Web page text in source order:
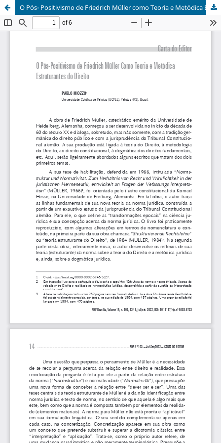
O Pós- Positivismo de Friedrich Müller como Teoria e Metódica Estruturantes do Direito